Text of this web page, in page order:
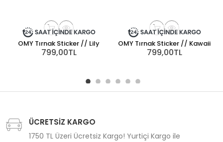
OMY Tırnak Sticker // Lily
799,00TL
OMY Tırnak Sticker // Kawaii
799,00TL
ÜCRETSİZ KARGO
1750 TL Üzeri Ücretsiz Kargo! Yurtiçi Kargo ile